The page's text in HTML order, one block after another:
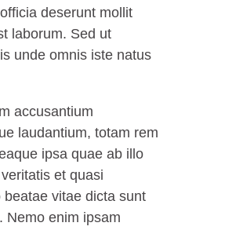
deserunt mollit
laborum. Sed ut
unde omnis iste natus
accusantium
laudantium, totam rem
ipsa quae ab illo
et quasi
beatae vitae dicta sunt
Nemo enim ipsam